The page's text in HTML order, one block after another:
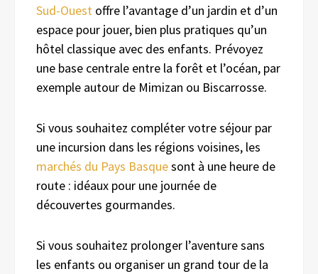
Sud-Ouest offre l’avantage d’un jardin et d’un
espace pour jouer, bien plus pratiques qu’un
hôtel classique avec des enfants. Prévoyez
une base centrale entre la forêt et l’océan, par
exemple autour de Mimizan ou Biscarrosse.
Si vous souhaitez compléter votre séjour par
une incursion dans les régions voisines, les
marchés du Pays Basquesont à une heure de
route : idéaux pour une journée de
découvertes gourmandes.
Si vous souhaitez prolonger l’aventure sans
les enfants ou organiser un grand tour de la